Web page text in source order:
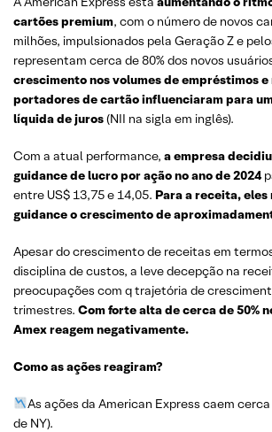
cartões premium, com o número de novos
milhões, impulsionados pela Geração Z e
representam cerca de 80% dos novos
crescimento nos volumes de empréstimos e
portadores de cartão influenciaram para
líquida de juros(NII na sigla em inglês).
Com a atual performance, a empresa
guidance de lucro por ação no ano de 2024
entre US$ 13,75 e 14,05. Para a receita,
guidance o crescimento de
Apesar do crescimento de receitas em
disciplina de custos, a leve decepção na
preocupações com q trajetória de
trimestres. Com forte alta de cerca de 50%
Amex reagem negativamente.
Como as ações reagiram?
As ações da American Express caem cerca
de NY).